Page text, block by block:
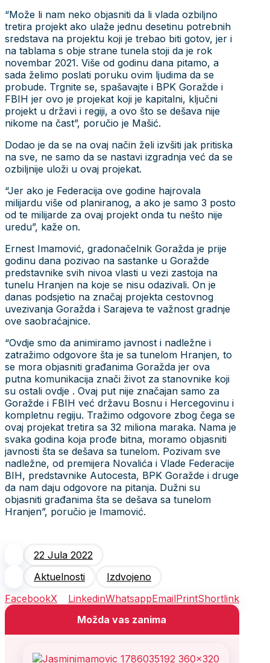
“Može li nam neko objasniti da li vlada ozbiljno
tretira projekt ako ulaže jednu desetinu potrebnih
sredstava na projektu koji je trebao biti gotov, jer i
na tablama s obje strane tunela stoji da je rok
novembar 2021. Više od godinu dana pitamo, a
sada želimo poslati poruku ovim ljudima da se
probude. Trgnite se, spašavajte i BPK Goražde i
FBIH jer ovo je projekat koji je kapitalni, ključni
projekt u državi i regiji, a ovo što se dešava nije
nikome na čast”, poručio je Mašić.
Dodao je da se na ovaj način želi izvšiti jak pritiska
na sve, ne samo da se nastavi izgradnja već da se
ozbiljnije uloži u ovaj projekat.
“Jer ako je Federacija ove godine hajrovala
milijardu više od planiranog, a ako je samo 3 posto
od te milijarde za ovaj projekt onda tu nešto nije
uredu”, kaže on.
Ernest Imamović, gradonačelnik Goražda je prije
godinu dana pozivao na sastanke u Goražde
predstavnike svih nivoa vlasti u vezi zastoja na
tunelu Hranjen na koje se nisu odazivali. On je
danas podsjetio na značaj projekta cestovnog
uvezivanja Goražda i Sarajeva te važnost gradnje
ove saobraćajnice.
“Ovdje smo da animiramo javnost i nadležne i
zatražimo odgovore šta je sa tunelom Hranjen, to
se mora objasniti građanima Goražda jer ova
putna komunikacija znači život za stanovnike koji
su ostali ovdje . Ovaj put nije značajan samo za
Goražde i FBIH već državu Bosnu i Hercegovinu i
kompletnu regiju. Tražimo odgovore zbog čega se
ovaj projekat tretira sa 32 miliona maraka. Nama je
svaka godina koja prođe bitna, moramo objasniti
javnosti šta se dešava sa tunelom. Pozivam sve
nadležne, od premijera Novalića i Vlade Federacije
BIH, predstavnike Autocesta, BPK Goražde i druge
da nam daju odgovore na pitanja. Dužni su
objasniti građanima šta se dešava sa tunelom
Hranjen”, poručio je Imamović.
22 Jula 2022
Aktuelnosti
Izdvojeno
FacebookX LinkedinWhatsappEmailPrintShortlink
Možda vas zanima